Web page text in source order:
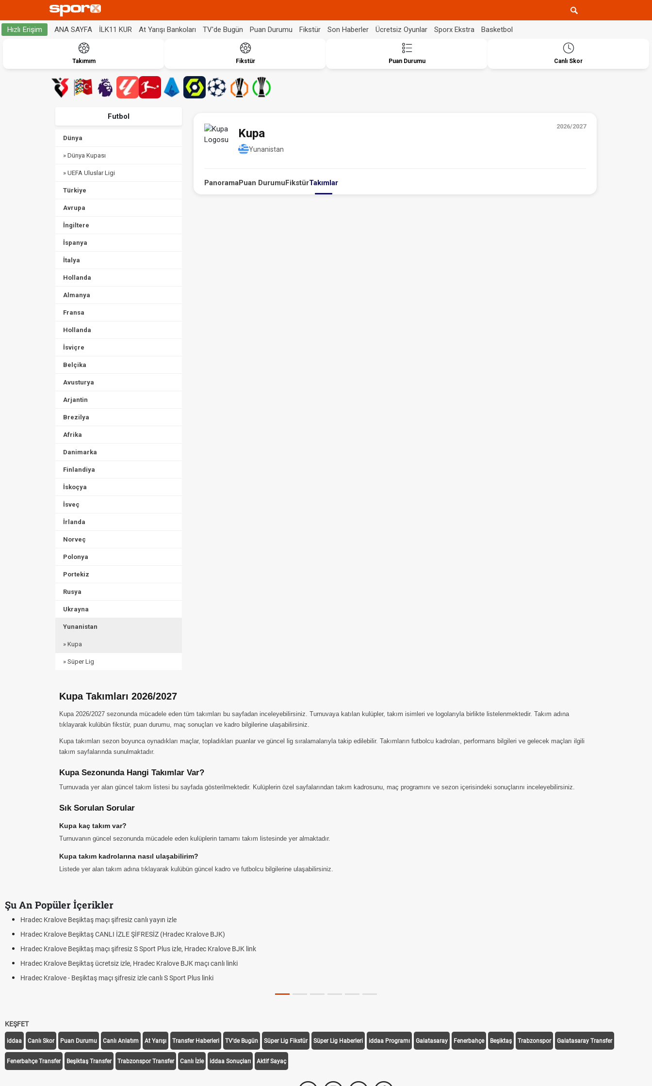
Hızlı Erişim ANA SAYFA İLK11 KUR At Yarışı Bankoları TV'de Bugün Puan Durumu Fikstür Son Haberler Ücretsiz Oyunlar Sporx Ekstra Basketbol
Takımım Fikstür Puan Durumu Canlı Skor
Futbol
Dünya
» Dünya Kupası
» UEFA Uluslar Ligi
Türkiye
Avrupa
İngiltere
İspanya
İtalya
Hollanda
Almanya
Fransa
Hollanda
İsviçre
Belçika
Avusturya
Arjantin
Brezilya
Afrika
Danimarka
Finlandiya
İskoçya
İsveç
İrlanda
Norveç
Polonya
Portekiz
Rusya
Ukrayna
Yunanistan
» Kupa
» Süper Lig
2026/2027
Kupa
Yunanistan
PanoramaPuan DurumuFikstürTakımlar
Kupa Takımları 2026/2027
Kupa 2026/2027 sezonunda mücadele eden tüm takımları bu sayfadan inceleyebilirsiniz. Turnuvaya katılan kulüpler, takım isimleri ve logolarıyla birlikte listelenmektedir. Takım adına
tıklayarak kulübün fikstür, puan durumu, maç sonuçları ve kadro bilgilerine ulaşabilirsiniz.
Kupa takımları sezon boyunca oynadıkları maçlar, topladıkları puanlar ve güncel lig sıralamalarıyla takip edilebilir. Takımların futbolcu kadroları, performans bilgileri ve gelecek maçları ilgili
takım sayfalarında sunulmaktadır.
Kupa Sezonunda Hangi Takımlar Var?
Turnuvada yer alan güncel takım listesi bu sayfada gösterilmektedir. Kulüplerin özel sayfalarından takım kadrosunu, maç programını ve sezon içerisindeki sonuçlarını inceleyebilirsiniz.
Sık Sorulan Sorular
Kupa kaç takım var?
Turnuvanın güncel sezonunda mücadele eden kulüplerin tamamı takım listesinde yer almaktadır.
Kupa takım kadrolarına nasıl ulaşabilirim?
Listede yer alan takım adına tıklayarak kulübün güncel kadro ve futbolcu bilgilerine ulaşabilirsiniz.
Şu An Popüler İçerikler
Hradec Kralove Beşiktaş maçı şifresiz canlı yayın izle
Hradec Kralove Beşiktaş CANLI İZLE ŞİFRESİZ (Hradec Kralove BJK)
Hradec Kralove Beşiktaş maçı şifresiz S Sport Plus izle, Hradec Kralove BJK link
Hradec Kralove Beşiktaş ücretsiz izle, Hradec Kralove BJK maçı canlı linki
Hradec Kralove - Beşiktaş maçı şifresiz izle canlı S Sport Plus linki
KEŞFET
iddaa Canlı Skor Puan Durumu Canlı Anlatım At Yarışı Transfer Haberleri TV'de Bugün Süper Lig Fikstür Süper Lig Haberleri iddaa Programı Galatasaray Fenerbahçe Beşiktaş Trabzonspor Galatasaray Transfer
Fenerbahçe Transfer Beşiktaş Transfer Trabzonspor Transfer Canlı İzle iddaa Sonuçları Aktif Sayaç